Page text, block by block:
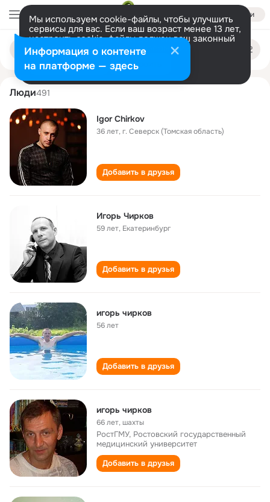
Войти
Мы используем cookie-файлы, чтобы улучшить
сервисы для вас. Если ваш возраст менее 13 лет,
настроить cookie-файлы должен ваш законный
представитель. Больше информации
Разрешить все Настроить
Поиск
людям
igor chirkov
Люди491
Igor Chirkov
36 лет,г. Северск (Томская область)
Добавить в друзья
Игорь Чирков
59 лет, Екатеринбург
Добавить в друзья
игорь чирков
56 лет
Добавить в друзья
игорь чирков
66 лет,шахты
РостГМУ, Ростовский государственный
медицинский университет
Добавить в друзья
Информация о контенте
на платформе — здесь